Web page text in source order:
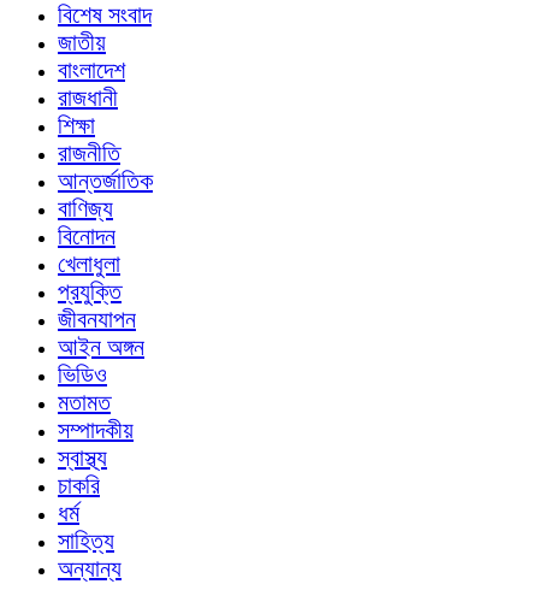
বিশেষ সংবাদ
জাতীয়
বাংলাদেশ
রাজধানী
শিক্ষা
রাজনীতি
আন্তর্জাতিক
বাণিজ্য
বিনোদন
খেলাধুলা
প্রযুক্তি
জীবনযাপন
আইন অঙ্গন
ভিডিও
মতামত
সম্পাদকীয়
স্বাস্থ্য
চাকরি
ধর্ম
সাহিত্য
অন্যান্য